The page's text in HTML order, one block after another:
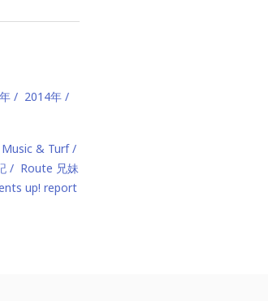
2014年
& Turf
Route 兄妹
up! report